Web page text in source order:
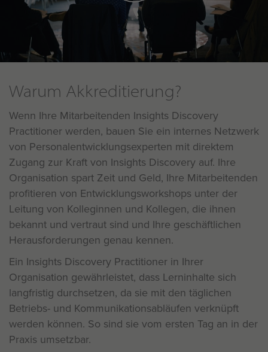
Warum Akkreditierung?
Wenn Ihre Mitarbeitenden Insights Discovery
Practitioner werden, bauen Sie ein internes Netzwerk
von Personalentwicklungsexperten mit direktem
Zugang zur Kraft von Insights Discovery auf. Ihre
Organisation spart Zeit und Geld, Ihre Mitarbeitenden
profitieren von Entwicklungsworkshops unter der
Leitung von Kolleginnen und Kollegen, die ihnen
bekannt und vertraut sind und Ihre geschäftlichen
Herausforderungen genau kennen.
Ein Insights Discovery Practitioner in Ihrer
Organisation gewährleistet, dass Lerninhalte sich
langfristig durchsetzen, da sie mit den täglichen
Betriebs- und Kommunikationsabläufen verknüpft
werden können. So sind sie vom ersten Tag an in der
Praxis umsetzbar.